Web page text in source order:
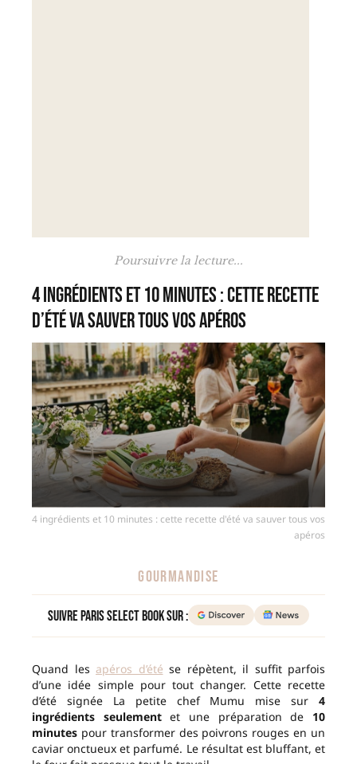
Poursuivre la lecture...
4 ingrédients et 10 minutes : cette recette
d’été va sauver tous vos apéros
4 ingrédients et 10 minutes : cette recette d'été va sauver tous vos
apéros
GOURMANDISE
Suivre Paris Select Book sur :
Quand les apéros d’été se répètent, il suffit parfois
d’une idée simple pour tout changer. Cette recette
d’été signée La petite chef Mumu mise sur 4
ingrédients seulementet une préparation de 10
minutes pour transformer des poivrons rouges en un
caviar onctueux et parfumé. Le résultat est bluffant, et